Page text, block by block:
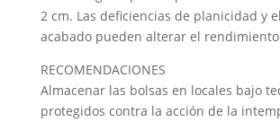
2 cm. Las deficiencias de planicidad y
acabado pueden alterar el
RECOMENDACIONES
Almacenar las bolsas en locales bajo
protegidos contra la acción de la